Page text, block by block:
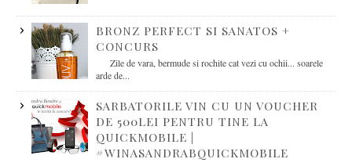
BRONZ PERFECT SI SANATOS +
CONCURS
Zile de vara, bermude si rochite cat vezi cu ochii... soarele
arde de...
SARBATORILE VIN CU UN VOUCHER
DE 500LEI PENTRU TINE LA
QUICKMOBILE |
#WINASANDRABQUICKMOBILE